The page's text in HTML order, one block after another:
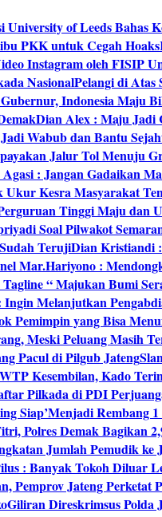
of Leeds Bahas
PKK untuk Cegah Hoaks
Instagram oleh FISIP
NasionalPelangi di Atas
Indonesia Maju
Dian Alex : Maju Jadi
Wabub dan Bantu
Jalur Tol Menuju
: Jangan Gadaikan
Kesra Masyarakat
Tinggi Maju dan
Soal Pilwakot
TerujiDian Kristiandi
Mar.Hariyono :
“ Majukan Bumi
Ingin Melanjutkan
Pemimpin yang Bisa
Meski Peluang Masih
Pacul di Pilgub Jateng
Kesembilan, Kado
Pilkada di PDI
Siap’Menjadi Rembang
Polres Demak Bagikan
Jumlah Pemudik ke
: Banyak Tokoh Diluar
Pemprov Jateng
Giliran Direskrimsus Polda